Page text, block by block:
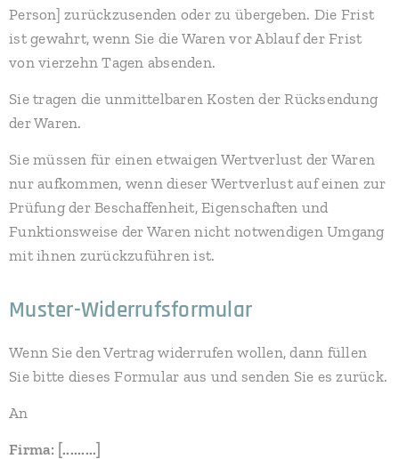
Person] zurückzusenden oder zu übergeben. Die Frist
ist gewahrt, wenn Sie die Waren vor Ablauf der Frist
von vierzehn Tagen absenden.
Sie tragen die unmittelbaren Kosten der Rücksendung
der Waren.
Sie müssen für einen etwaigen Wertverlust der Waren
nur aufkommen, wenn dieser Wertverlust auf einen zur
Prüfung der Beschaffenheit, Eigenschaften und
Funktionsweise der Waren nicht notwendigen Umgang
mit ihnen zurückzuführen ist.
Muster-Widerrufsformular
Wenn Sie den Vertrag widerrufen wollen, dann füllen
Sie bitte dieses Formular aus und senden Sie es zurück.
An
Firma: [.........]